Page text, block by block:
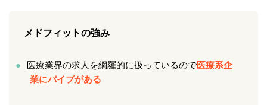
メドフィットの強み
医療業界の求人を網羅的に扱っているので医療系企
業にパイプがある